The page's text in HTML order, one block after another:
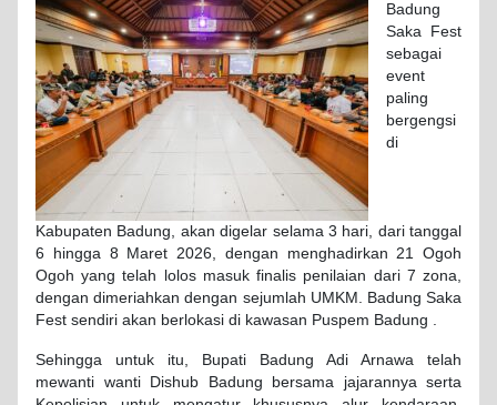
Badung
Saka Fest
sebagai
event
paling
bergengsi
di
Kabupaten Badung, akan digelar selama 3 hari, dari tanggal
6 hingga 8 Maret 2026, dengan menghadirkan 21 Ogoh
Ogoh yang telah lolos masuk finalis penilaian dari 7 zona,
dengan dimeriahkan dengan sejumlah UMKM. Badung Saka
Fest sendiri akan berlokasi di kawasan Puspem Badung .
Sehingga untuk itu, Bupati Badung Adi Arnawa telah
mewanti wanti Dishub Badung bersama jajarannya serta